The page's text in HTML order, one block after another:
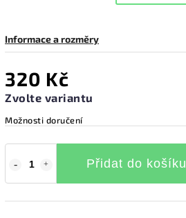
Informace a rozměry
320 Kč
Zvolte variantu
Možnosti doručení
Přidat do košíku